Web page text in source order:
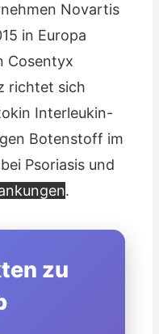
Novartis
in Europa
Cosentyx
richtet sich
Interleukin-
Botenstoff im
Psoriasis und
.
zu